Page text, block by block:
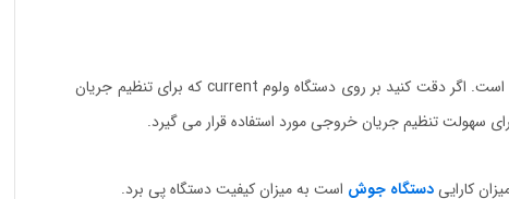
دو ولوم وجود دارد؛ از یک ولوم برای مشخص کردن محدوده جریان استفاده می شود و با ولوم دیگر نفوذ جوش قابل تنظیم است. اگر دقت کنید بر روی دستگاه ولوم current که برای تنظیم جریان
کاراییدستگاه جوش است به میزان کیفیت دستگاه پی برد.